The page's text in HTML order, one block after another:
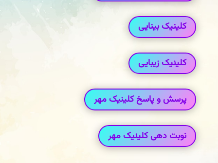
کلینیک بینایی
کلینیک زیبایی
پرسش و پاسخ کلینیک مهر
نوبت دهی کلینیک مهر